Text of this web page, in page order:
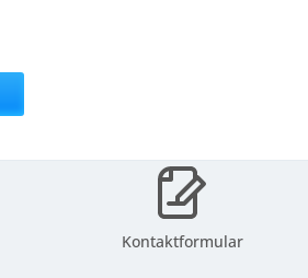
Kontaktformular